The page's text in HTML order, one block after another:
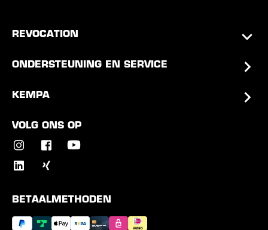
REVOCATION
ONDERSTEUNING EN SERVICE
KEMPA
VOLG ONS OP
BETAALMETHODEN